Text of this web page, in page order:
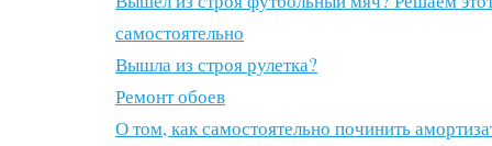
самостоятельно
Вышла из строя рулетка?
Ремонт обоев
О том, как самостоятельно починить